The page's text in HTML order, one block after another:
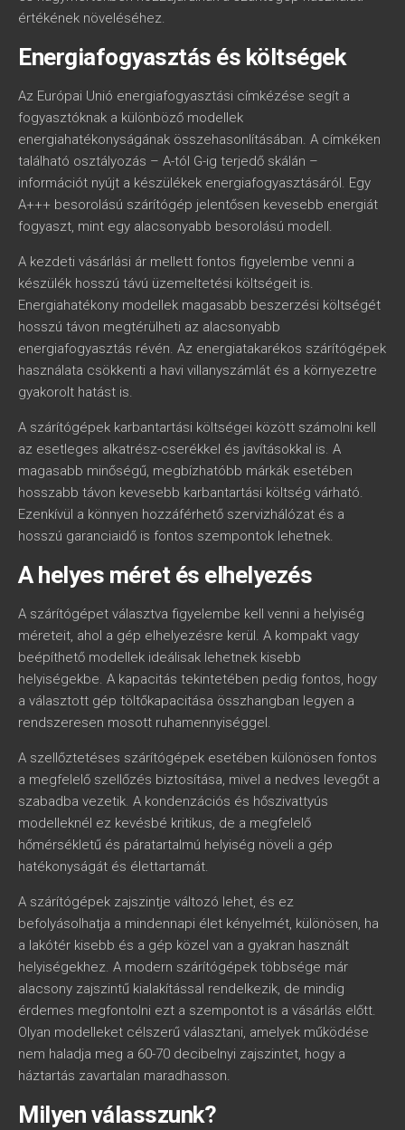
értékének növeléséhez.
Energiafogyasztás és költségek
Az Európai Unió energiafogyasztási címkézése segít a
fogyasztóknak a különböző modellek
energiahatékonyságának összehasonlításában. A címkéken
található osztályozás – A-tól G-ig terjedő skálán –
információt nyújt a készülékek energiafogyasztásáról. Egy
A+++ besorolású szárítógép jelentősen kevesebb energiát
fogyaszt, mint egy alacsonyabb besorolású modell.
A kezdeti vásárlási ár mellett fontos figyelembe venni a
készülék hosszú távú üzemeltetési költségeit is.
Energiahatékony modellek magasabb beszerzési költségét
hosszú távon megtérülheti az alacsonyabb
energiafogyasztás révén. Az energiatakarékos szárítógépek
használata csökkenti a havi villanyszámlát és a környezetre
gyakorolt hatást is.
A szárítógépek karbantartási költségei között számolni kell
az esetleges alkatrész-cserékkel és javításokkal is. A
magasabb minőségű, megbízhatóbb márkák esetében
hosszabb távon kevesebb karbantartási költség várható.
Ezenkívül a könnyen hozzáférhető szervizhálózat és a
hosszú garanciaidő is fontos szempontok lehetnek.
A helyes méret és elhelyezés
A szárítógépet választva figyelembe kell venni a helyiség
méreteit, ahol a gép elhelyezésre kerül. A kompakt vagy
beépíthető modellek ideálisak lehetnek kisebb
helyiségekbe. A kapacitás tekintetében pedig fontos, hogy
a választott gép töltőkapacitása összhangban legyen a
rendszeresen mosott ruhamennyiséggel.
A szellőztetéses szárítógépek esetében különösen fontos
a megfelelő szellőzés biztosítása, mivel a nedves levegőt a
szabadba vezetik. A kondenzációs és hőszivattyús
modelleknél ez kevésbé kritikus, de a megfelelő
hőmérsékletű és páratartalmú helyiség növeli a gép
hatékonyságát és élettartamát.
A szárítógépek zajszintje változó lehet, és ez
befolyásolhatja a mindennapi élet kényelmét, különösen, ha
a lakótér kisebb és a gép közel van a gyakran használt
helyiségekhez. A modern szárítógépek többsége már
alacsony zajszintű kialakítással rendelkezik, de mindig
érdemes megfontolni ezt a szempontot is a vásárlás előtt.
Olyan modelleket célszerű választani, amelyek működése
nem haladja meg a 60-70 decibelnyi zajszintet, hogy a
háztartás zavartalan maradhasson.
Milyen válasszunk?